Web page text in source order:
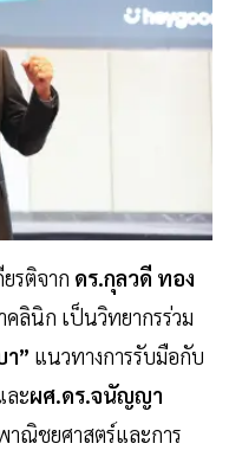
รติจาก ดร.กุลวดี ทอง
ลินิก เป็นวิทยากรร่วม
า” แนวทางการรับมือกับ
ละผศ.ดร.จนัญญา
าณิชยศาสตร์และการ